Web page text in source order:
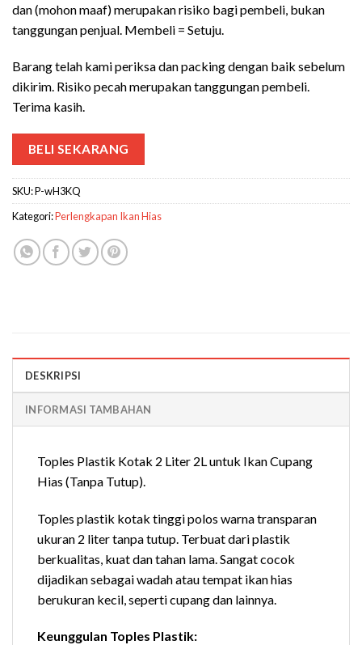
dan (mohon maaf) merupakan risiko bagi pembeli, bukan
tanggungan penjual. Membeli = Setuju.
Barang telah kami periksa dan packing dengan baik sebelum
dikirim. Risiko pecah merupakan tanggungan pembeli.
Terima kasih.
BELI SEKARANG
SKU:P-wH3KQ
Kategori:Perlengkapan Ikan Hias
DESKRIPSI
INFORMASI TAMBAHAN
Toples Plastik Kotak 2 Liter 2L untuk Ikan Cupang
Hias (Tanpa Tutup).
Toples plastik kotak tinggi polos warna transparan
ukuran 2 liter tanpa tutup. Terbuat dari plastik
berkualitas, kuat dan tahan lama. Sangat cocok
dijadikan sebagai wadah atau tempat ikan hias
berukuran kecil, seperti cupang dan lainnya.
Keunggulan Toples Plastik: